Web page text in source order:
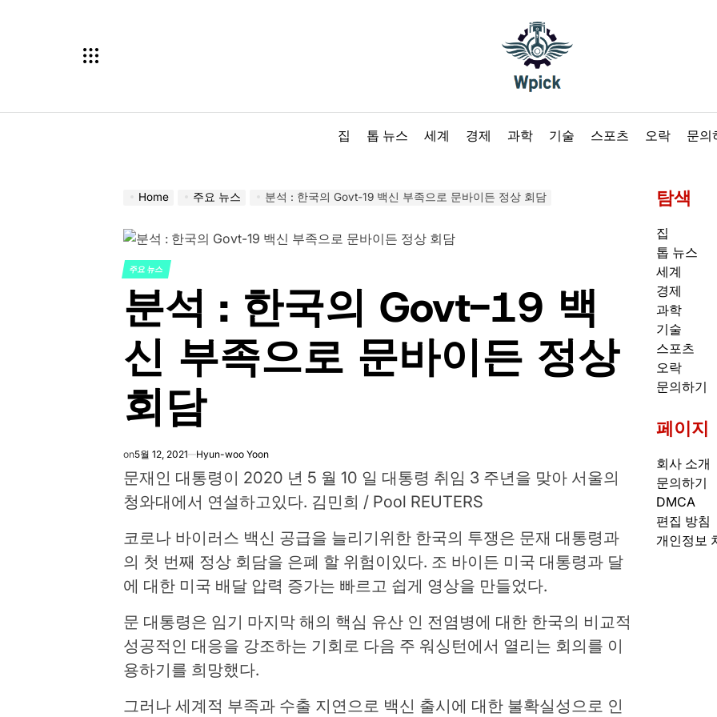
집
톱 뉴스 세계 경제 과학 기술 스포츠 오락 문의
Home 주요 뉴스 분석 : 한국의 Govt-19 백신 부족으로 문바이든 정상 회담
POSTED
IN
주요 뉴스
분석 : 한국의 Govt-19 백
신 부족으로 문바이든 정상
회담
on5월 12, 2021 Hyun-woo Yoon
문재인 대통령이 2020 년 5 월 10 일 대통령 취임 3 주년을 맞아 서울의
청와대에서 연설하고있다. 김민희 / Pool REUTERS
코로나 바이러스 백신 공급을 늘리기위한 한국의 투쟁은 문재 대통령과
의 첫 번째 정상 회담을 은폐 할 위험이있다. 조 바이든 미국 대통령과 달
에 대한 미국 배달 압력 증가는 빠르고 쉽게 영상을 만들었다.
문 대통령은 임기 마지막 해의 핵심 유산 인 전염병에 대한 한국의 비교적
성공적인 대응을 강조하는 기회로 다음 주 워싱턴에서 열리는 회의를 이
용하기를 희망했다.
그러나 세계적 부족과 수출 지연으로 백신 출시에 대한 불확실성으로 인
탐색
집
톱 뉴스
세계
경제
과학
기술
스포츠
오락
문의하기
페이지
회사 소개
문의하기
DMCA
편집 방침
개인정보